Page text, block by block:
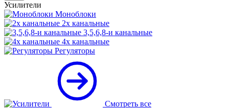
Усилители
Моноблоки
2х канальные
3,5,6,8-и канальные
4х канальные
Регуляторы
Смотреть все